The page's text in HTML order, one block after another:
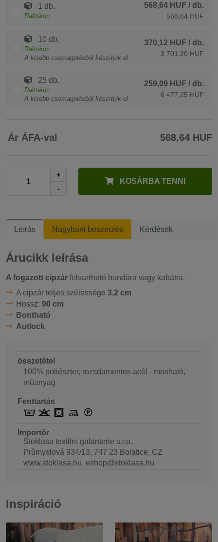
1 db.
Raktáron
568,64 HUF / db.
568,64 HUF
10 db.
Raktáron
A kisebb csomagolásból készítjük el
370,12 HUF / db.
3 701,20 HUF
25 db.
Raktáron
A kisebb csomagolásból készítjük el
259,09 HUF / db.
6 477,25 HUF
Ár ÁFA-val 568,64 HUF
+
-
KOSÁRBA TENNI
Leírás Nagybani beszerzés Kérdések
Árucikk leírása
A fogazott cipzár felvarrható bundára vagy kabátra.
A cipzár teljes szélessége 3,2 cm
Hossz: 90 cm
Bontható
Autlock
összetétel
100% poliészter, rozsdamentes acél - mosható,
műanyag
Fenttartás
Importőr
Stoklasa textilní galanterie s.r.o.
Průmyslová 934/13, 747 23 Bolatice, CZ
www.stoklasa.hu, eshop@stoklasa.hu
Inspiráció